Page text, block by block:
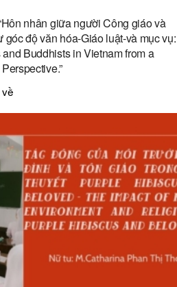
nhân giữa người Công giáo và
độ văn hóa-Giáo luật-và mục vụ:
Buddhists in Vietnam from a